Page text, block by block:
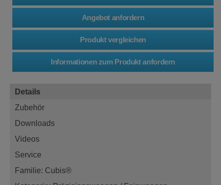
Details
Zubehör
Downloads
Videos
Service
Familie: Cubis®